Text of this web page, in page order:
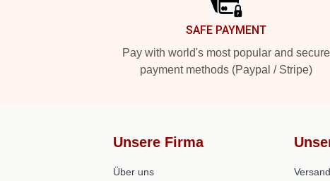
SAFE PAYMENT
Pay with world's most popular and secure
payment methods (Paypal / Stripe)
Unsere Firma
Über uns